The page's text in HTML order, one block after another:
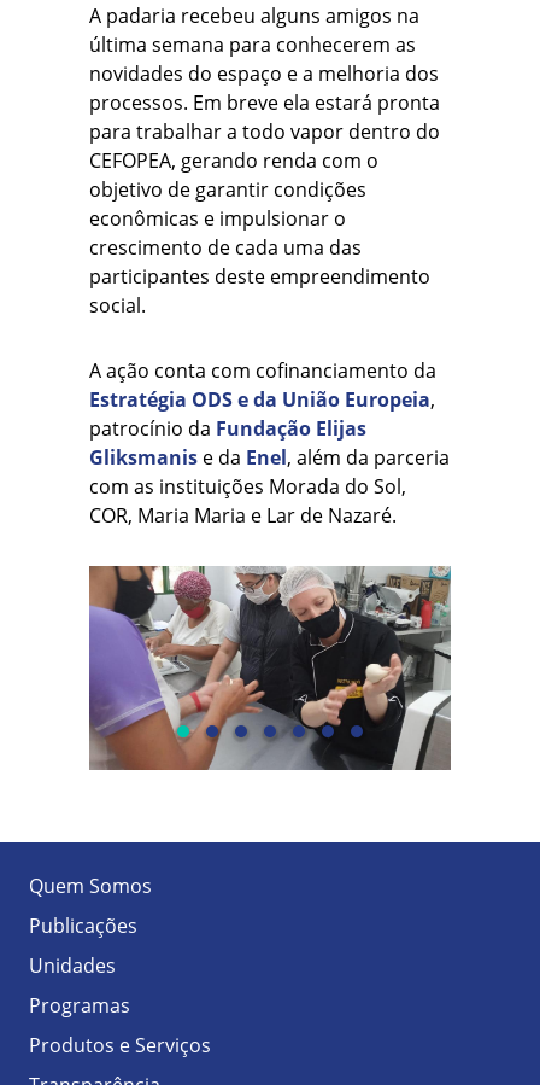
A padaria recebeu alguns amigos na
última semana para conhecerem as
novidades do espaço e a melhoria dos
processos. Em breve ela estará pronta
para trabalhar a todo vapor dentro do
CEFOPEA, gerando renda com o
objetivo de garantir condições
econômicas e impulsionar o
crescimento de cada uma das
participantes deste empreendimento
social.
A ação conta com cofinanciamento da
Estratégia ODS e da União Europeia,
patrocínio da Fundação Elijas
Gliksmanis e da Enel, além da parceria
com as instituições Morada do Sol,
COR, Maria Maria e Lar de Nazaré.
Quem Somos
Publicações
Unidades
Programas
Produtos e Serviços